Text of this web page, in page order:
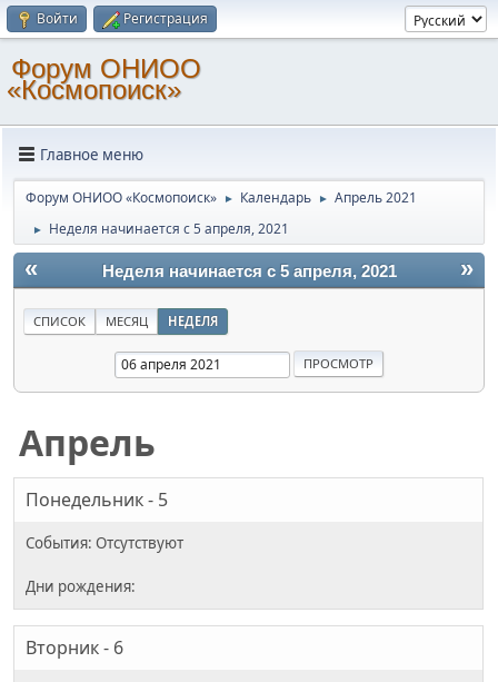
Войти Регистрация
Форум ОНИОО
«Космопоиск»
Главное меню
Форум ОНИОО «Космопоиск» ► Календарь ► Апрель 2021
► Неделя начинается с 5 апреля, 2021
« »
Неделя начинается с 5 апреля, 2021
СПИСОК МЕСЯЦ НЕДЕЛЯ
Апрель
Понедельник - 5
Вторник - 6